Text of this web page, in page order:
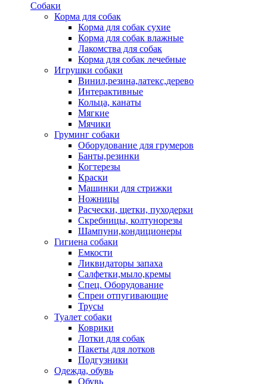
Собаки
Корма для собак
Корма для собак сухие
Корма для собак влажные
Лакомства для собак
Корма для собак лечебные
Игрушки собаки
Винил,резина,латекс,дерево
Интерактивные
Кольца, канаты
Мягкие
Мячики
Груминг собаки
Оборудование для грумеров
Банты,резинки
Когтерезы
Краски
Машинки для стрижки
Ножницы
Расчески, щетки, пуходерки
Скребницы, колтунорезы
Шампуни,кондиционеры
Гигиена собаки
Емкости
Ликвидаторы запаха
Салфетки,мыло,кремы
Спец. Оборудование
Спреи отпугивающие
Трусы
Туалет собаки
Коврики
Лотки для собак
Пакеты для лотков
Подгузники
Одежда, обувь
Обувь